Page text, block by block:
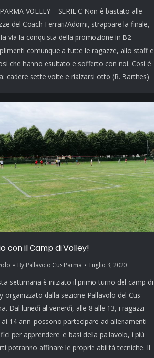
VOLLEY – SERIE C Non è bastato alle
del Coach Ferrari/Adorni, strappare la finale,
via la conquista della promozione in B2
comunque a tutte le ragazze, allo staff e
che hanno esultato e sofferto con noi. Così è
cadere sette volte e rialzarsi otto (R. Barthes)
con il Camp di Volley!
By Pallavolo Cus Parma Luglio 8, 2020
settimana è iniziato il primo turno del camp di
organizzato dalla sezione Pallavolo del Cus
Dal lunedì al venerdì, alle 8 alle 13, i ragazzi
ai 14 anni possono partecipare ad allenamenti
per apprendere le basi della pallavolo, i più
potranno affinare le proprie abilità tecniche. Il